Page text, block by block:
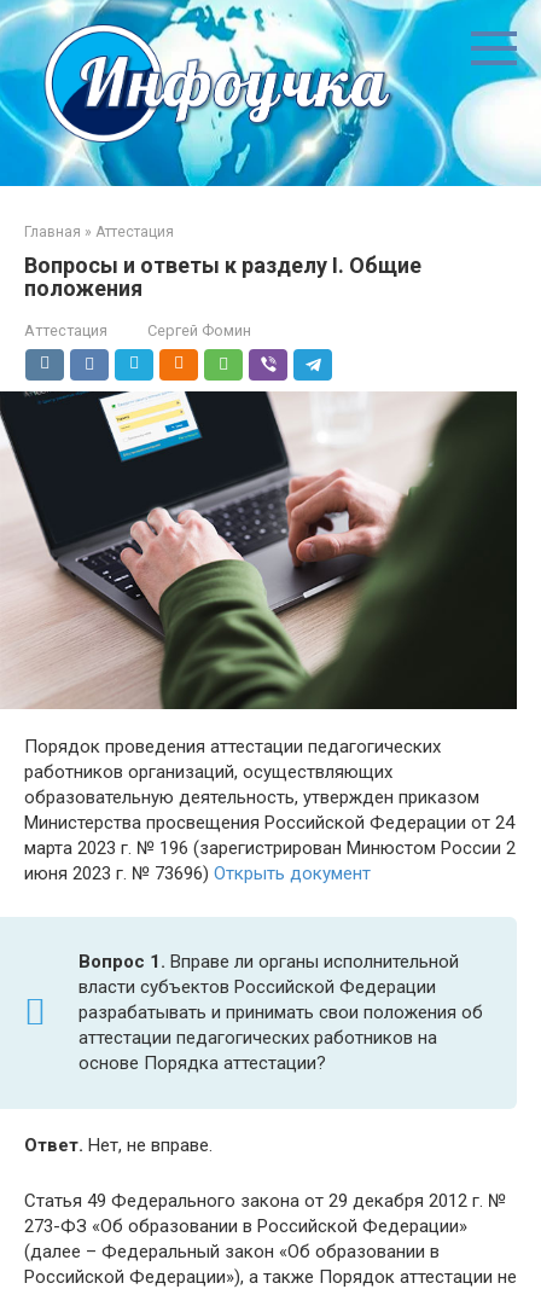
Перейти
к
контенту
Главная » Аттестация
Вопросы и ответы к разделу I. Общие
положения
Аттестация Сергей Фомин
Порядок проведения аттестации педагогических
работников организаций, осуществляющих
образовательную деятельность, утвержден приказом
Министерства просвещения Российской Федерации от 24
марта 2023 г. № 196 (зарегистрирован Минюстом России 2
июня 2023 г. № 73696) Открыть документ
Вопрос 1. Вправе ли органы исполнительной
власти субъектов Российской Федерации
разрабатывать и принимать свои положения об
аттестации педагогических работников на
основе Порядка аттестации?
Ответ. Нет, не вправе.
Статья 49 Федерального закона от 29 декабря 2012 г. №
273-ФЗ «Об образовании в Российской Федерации»
(далее – Федеральный закон «Об образовании в
Российской Федерации»), а также Порядок аттестации не